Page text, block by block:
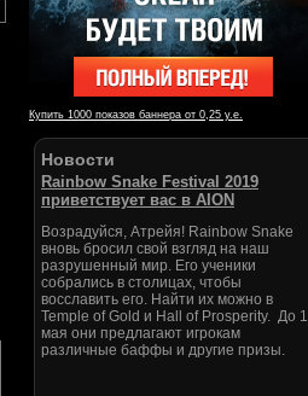
Купить 1000 показов баннера от 0,25 у.е.
Новости
Rainbow Snake Festival 2019
приветствует вас в AION
Возрадуйся, Атрейя! Rainbow Snake
вновь бросил свой взгляд на наш
разрушенный мир. Его ученики
собрались в столицах, чтобы
восславить его. Найти их можно в
Temple of Gold и Hall of Prosperity. До 1
мая они предлагают игрокам
различные баффы и другие призы.